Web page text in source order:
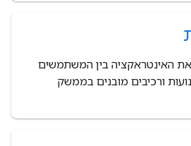
האינטראקציה בין המשתמשים
ורכיבים מובנים בממשק